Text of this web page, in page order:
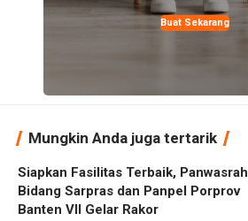
Buat Sekarang
Mungkin Anda juga tertarik
Siapkan Fasilitas Terbaik, Panwasrah
Bidang Sarpras dan Panpel Porprov
Banten VII Gelar Rakor